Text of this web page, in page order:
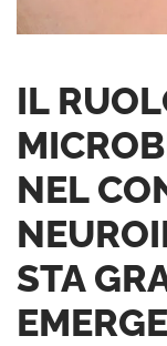
IL
NEL
STA